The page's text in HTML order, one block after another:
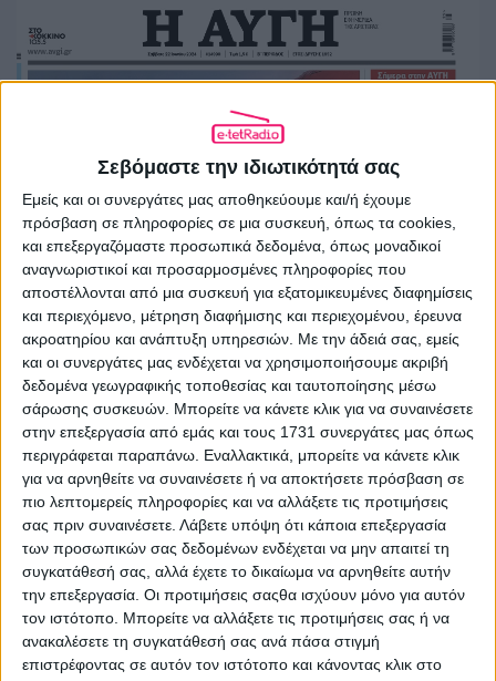
Σεβόμαστε την ιδιωτικότητά σας
Εμείς και οι συνεργάτες μας αποθηκεύουμε και/ή έχουμε
πρόσβαση σε πληροφορίες σε μια συσκευή, όπως τα cookies,
και επεξεργαζόμαστε προσωπικά δεδομένα, όπως μοναδικοί
αναγνωριστικοί και προσαρμοσμένες πληροφορίες που
αποστέλλονται από μια συσκευή για εξατομικευμένες διαφημίσεις
και περιεχόμενο, μέτρηση διαφήμισης και περιεχομένου, έρευνα
ακροατηρίου και ανάπτυξη υπηρεσιών. Με την άδειά σας, εμείς
και οι συνεργάτες μας ενδέχεται να χρησιμοποιήσουμε ακριβή
δεδομένα γεωγραφικής τοποθεσίας και ταυτοποίησης μέσω
σάρωσης συσκευών. Μπορείτε να κάνετε κλικ για να συναινέσετε
στην επεξεργασία από εμάς και τους 1731 συνεργάτες μας όπως
περιγράφεται παραπάνω. Εναλλακτικά, μπορείτε να κάνετε κλικ
για να αρνηθείτε να συναινέσετε ή να αποκτήσετε πρόσβαση σε
πιο λεπτομερείς πληροφορίες και να αλλάξετε τις προτιμήσεις
σας πριν συναινέσετε. Λάβετε υπόψη ότι κάποια επεξεργασία
των προσωπικών σας δεδομένων ενδέχεται να μην απαιτεί τη
συγκατάθεσή σας, αλλά έχετε το δικαίωμα να αρνηθείτε αυτήν
την επεξεργασία. Οι προτιμήσεις σαςθα ισχύουν μόνο για αυτόν
τον ιστότοπο. Μπορείτε να αλλάξετε τις προτιμήσεις σας ή να
ανακαλέσετε τη συγκατάθεσή σας ανά πάσα στιγμή
επιστρέφοντας σε αυτόν τον ιστότοπο και κάνοντας κλικ στο
ΔΙΑΒΑΣΤΕ ΕΠΙΣΗΣ
Με μικρό αντίτιμο η συνδρομή στο Σπορ FM TV
Η ΕΡΤ παρουσιάζει τη Μαρία Κάλλας ως «Μήδεια»
στην Επίδαυρο